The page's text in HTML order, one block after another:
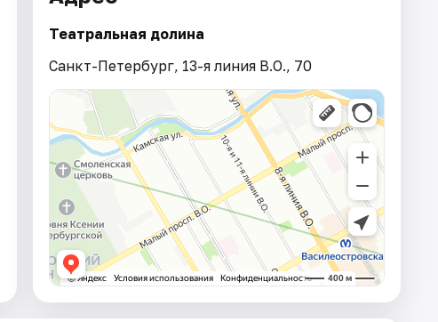
Театральная долина
Санкт-Петербург, 13-я линия В.О., 70